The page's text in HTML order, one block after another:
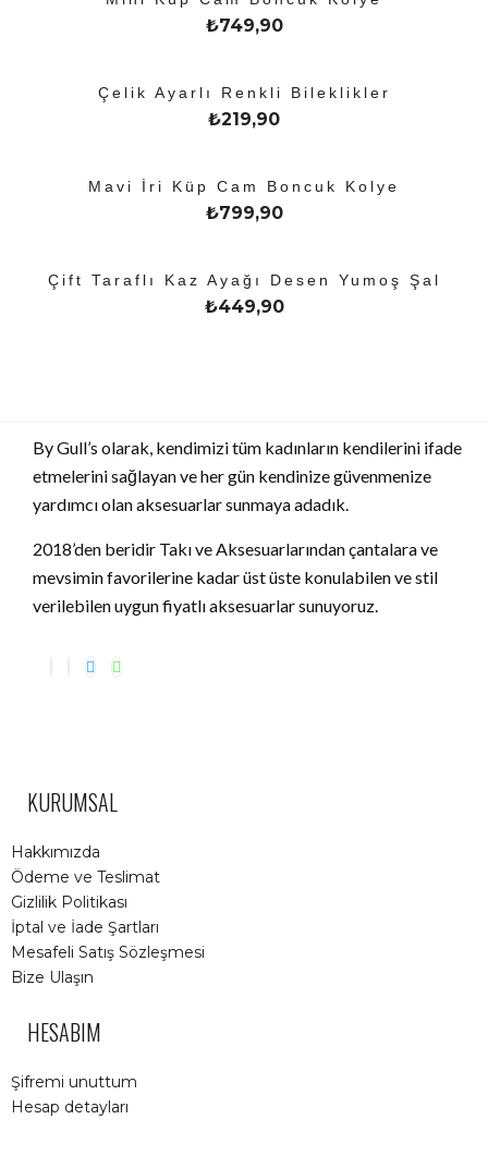
₺749,90
Çelik Ayarlı Renkli Bileklikler
₺219,90
Mavi İri Küp Cam Boncuk Kolye
₺799,90
Çift Taraflı Kaz Ayağı Desen Yumoş Şal
₺449,90
By Gull’s olarak, kendimizi tüm kadınların kendilerini ifade
etmelerini sağlayan ve her gün kendinize güvenmenize
yardımcı olan aksesuarlar sunmaya adadık.
2018’den beridir Takı ve Aksesuarlarından çantalara ve
mevsimin favorilerine kadar üst üste konulabilen ve stil
verilebilen uygun fiyatlı aksesuarlar sunuyoruz.
KURUMSAL
Hakkımızda
Ödeme ve Teslimat
Gizlilik Politikası
İptal ve İade Şartları
Mesafeli Satış Sözleşmesi
Bize Ulaşın
HESABIM
Şifremi unuttum
Hesap detayları